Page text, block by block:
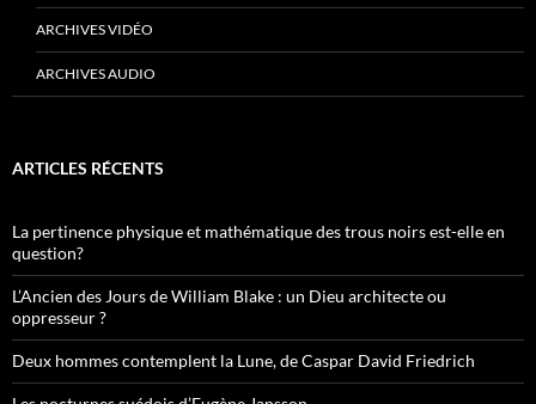
ARCHIVES VIDÉO
ARCHIVES AUDIO
ARTICLES RÉCENTS
La pertinence physique et mathématique des trous noirs est-elle en
question?
L’Ancien des Jours de William Blake : un Dieu architecte ou
oppresseur ?
Deux hommes contemplent la Lune, de Caspar David Friedrich